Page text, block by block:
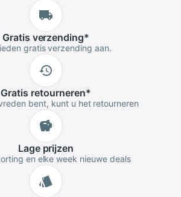
Gratis verzending*
gratis verzending aan.
Gratis retourneren*
bent, kunt u het retourneren
Lageprijzen
en elke week nieuwe deals